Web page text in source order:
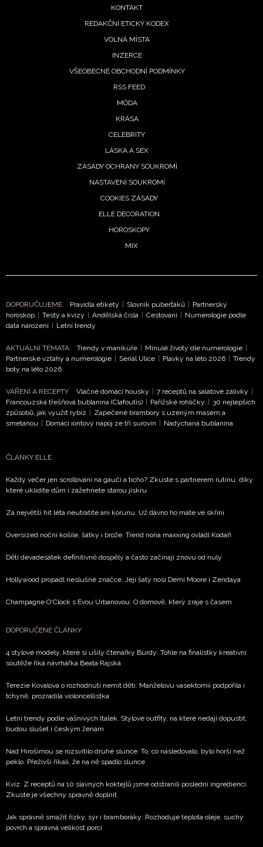
KONTAKT
REDAKČNÍ ETICKÝ KODEX
VOLNÁ MÍSTA
INZERCE
VŠEOBECNÉ OBCHODNÍ PODMÍNKY
RSS FEED
MÓDA
KRÁSA
CELEBRITY
LÁSKA A SEX
ZÁSADY OCHRANY SOUKROMÍ
NASTAVENÍ SOUKROMÍ
COOKIES ZÁSADY
ELLE DECORATION
HOROSKOPY
MIX
DOPORUČUJEME Pravidla etikety Slovník puberťáků
Partnerský
horoskop
Testy a kvízy Andělská čísla Cestování
Numerologie podle
data narození
Letní trendy
AKTUÁLNÍ TÉMATA Trendy v manikúře Minulé životy dle numerologie
Partnerské vztahy a numerologie
Seriál Ulice Plavky na léto 2026
Trendy
boty na léto 2026
VAŘENÍ A RECEPTY Vláčné domácí housky 7 receptů na salátové zálivky
Francouzská třešňová bublanina (Clafoutis)
Pařížské rohlíčky
30 nejlepších
způsobů, jak využít rybíz
Zapečené brambory s uzeným masem a
smetanou
Domácí iontový nápoj ze tří surovin Nadýchaná bublanina
ČLÁNKY ELLE
Každý večer jen scrollování na gauči a ticho? Zkuste s partnerem rutinu, díky
které uklidíte dům i zažehnete starou jiskru
Za největší hit léta neutratíte ani korunu. Už dávno ho máte ve skříni
Oversized noční košile, šátky i brože. Trend nona maxxing ovládl Kodaň
Děti devadesátek definitivně dospěly a často začínají znovu od nuly
Hollywood propadl neslušné značce. Její šaty nosí Demi Moore i Zendaya
Champagne O'Clock s Evou Urbanovou: O domově, který zraje s časem
DOPORUČENÉ ČLÁNKY
4 stylové modely, které si ušily čtenářky Burdy: Tohle na finalistky kreativní
soutěže říká návrhářka Beata Rajská
Terezie Kovalová o rozhodnutí nemít děti: Manželovu vasektomii podpořila i
tchyně, prozradila violoncellistka
Letní trendy podle vášnivých Italek. Stylové outfity, na které nedají dopustit,
budou slušet i českým ženám
Nad Hirošimou se rozsvítilo druhé slunce. To, co následovalo, bylo horší než
peklo. Přeživší říkali, že na ně spadlo slunce
Kvíz: Z receptů na 10 slavných koktejlů jsme odstranili poslední ingredienci.
Zkuste je všechny správně doplnit
Jak správně smažit řízky, sýr i bramboráky: Rozhoduje teplota oleje, suchý
povrch a správná velikost porcí